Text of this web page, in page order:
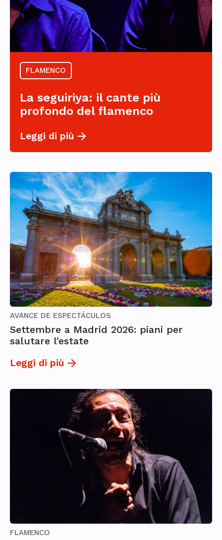
FLAMENCO
La seguiriya: il cante più
profondo del flamenco
Leggi di più
AVANCE DE ESPECTÁCULOS
Settembre a Madrid 2026: piani per
salutare l’estate
Leggi di più
FLAMENCO